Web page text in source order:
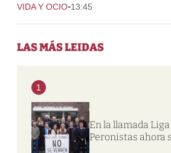
VIDA Y OCIO-13:45
LAS MÁS LEIDAS
1
En la llamada
Peronistas ahora